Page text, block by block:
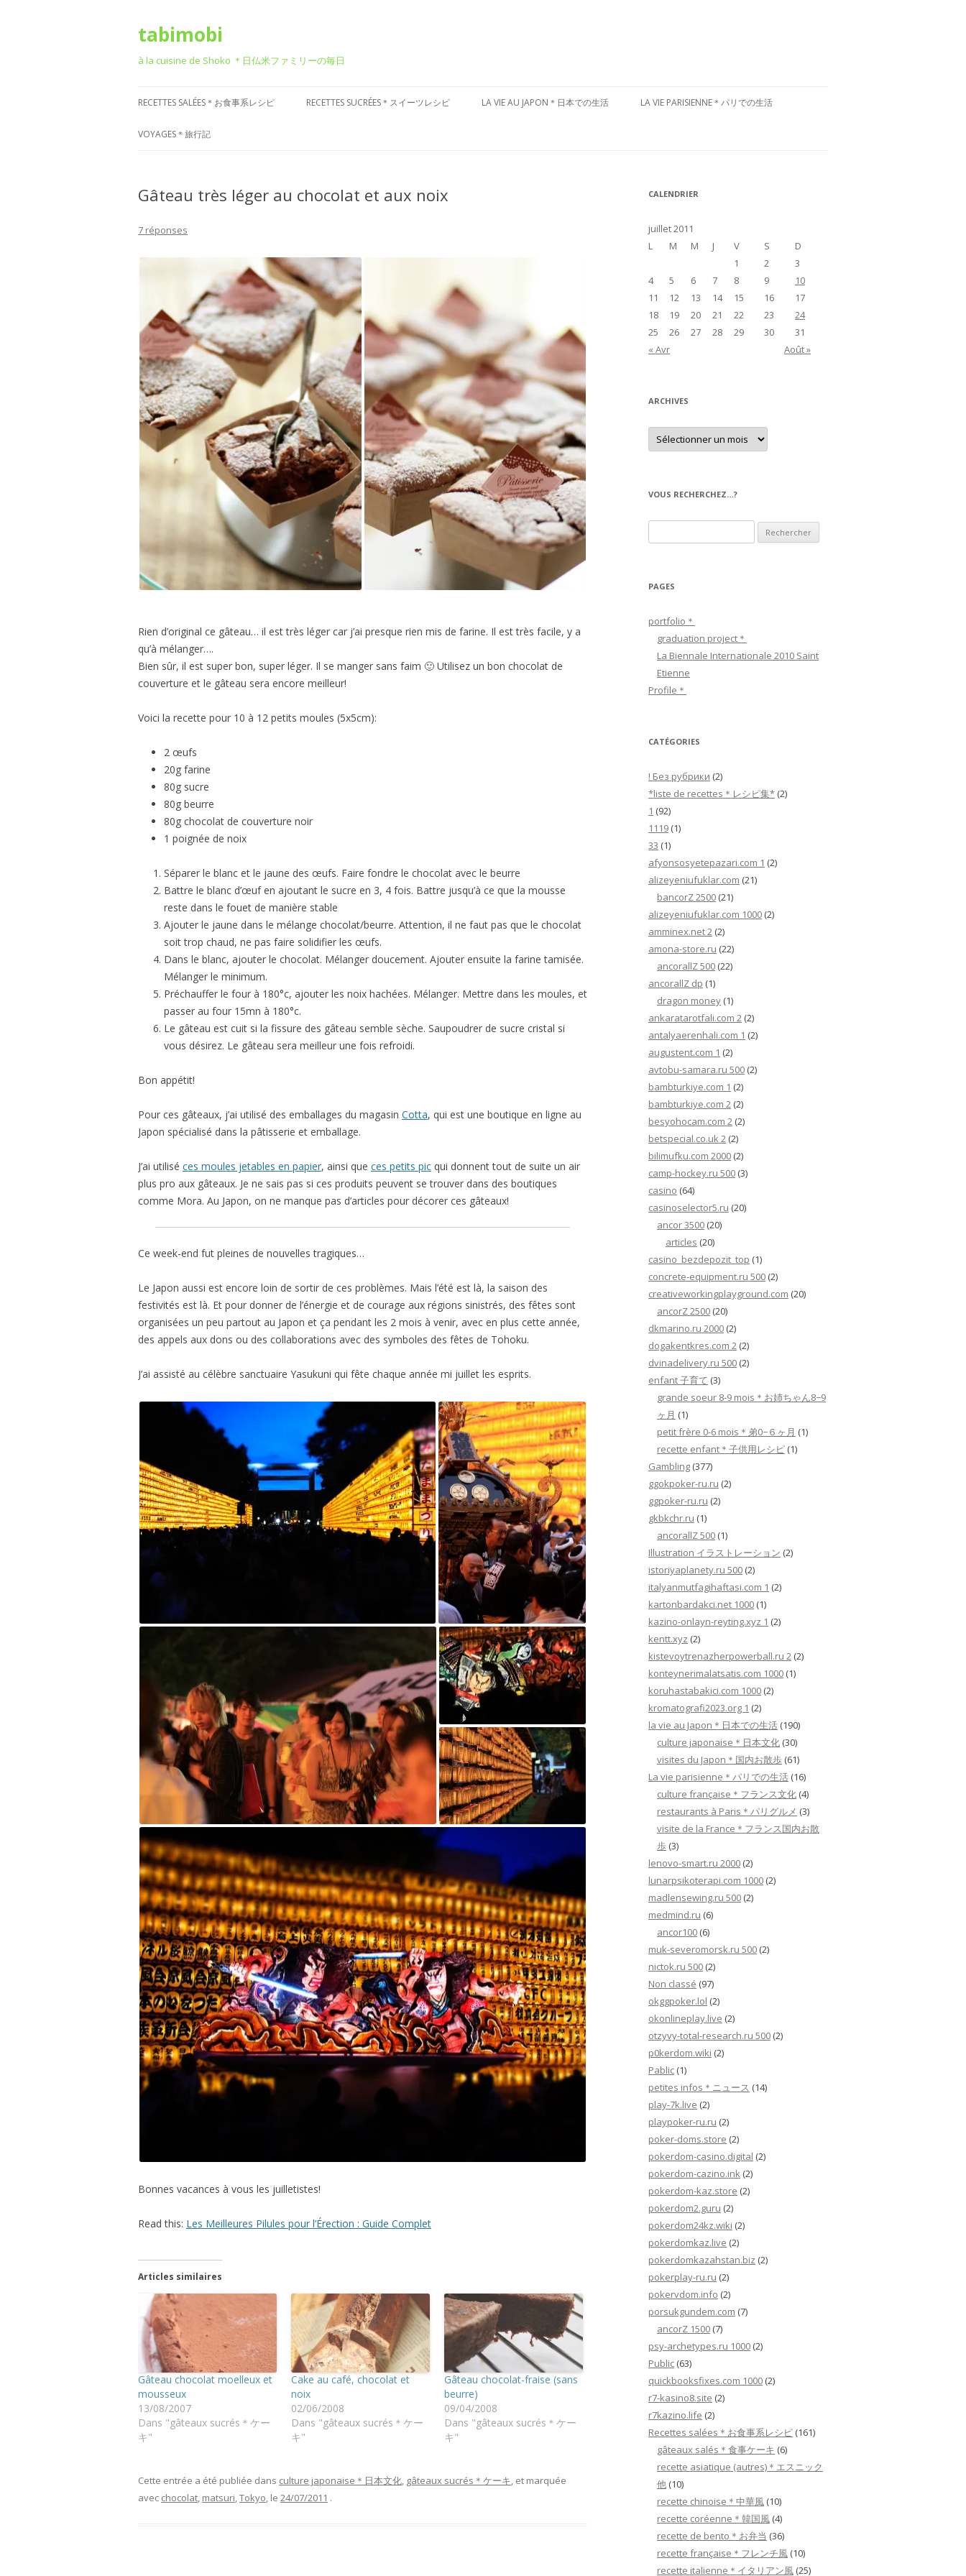
tabimobi
à la cuisine de Shoko ＊日仏米ファミリーの毎日
au
RECETTES SALÉES＊お食事系レシピ
RECETTE DE BENTO＊お弁当
RECETTE FRANÇAISE＊フレンチ風
RECETTE CORÉENNE＊韓国風
RECETTE OCCIDENTALE (AUTRES)
＊欧米風レシピほか
GÂTEAUX SALÉS＊食事ケーキ
ASTUCES CUISINE＊料理のコツ
RECETTES SUCRÉES＊スイーツレシピ
TARTES AUX FRUITS＊タルト
LA VIE AU JAPON＊日本での生活 LA VIE PARISIENNE＊パリでの生活
メ
VISITE DE LA FRANCE＊フランス国
内お散歩
VOYAGES＊旅行記
旅行
VOYAGE DANS D’AUTRES PAYS
Gâteau très léger au chocolat et aux noix
7 réponses
Rien d’original ce gâteau… il est très léger car j’ai presque rien mis de farine. Il est très facile, y a
qu’à mélanger….
Bien sûr, il est super bon, super léger. Il se manger sans faim 🙂 Utilisez un bon chocolat de
couverture et le gâteau sera encore meilleur!
Voici la recette pour 10 à 12 petits moules (5x5cm):
2 œufs
20g farine
80g sucre
80g beurre
80g chocolat de couverture noir
1 poignée de noix
Séparer le blanc et le jaune des œufs. Faire fondre le chocolat avec le beurre
Battre le blanc d’œuf en ajoutant le sucre en 3, 4 fois. Battre jusqu’à ce que la mousse
reste dans le fouet de manière stable
Ajouter le jaune dans le mélange chocolat/beurre. Attention, il ne faut pas que le chocolat
soit trop chaud, ne pas faire solidifier les œufs.
Dans le blanc, ajouter le chocolat. Mélanger doucement. Ajouter ensuite la farine tamisée.
Mélanger le minimum.
Préchauffer le four à 180°c, ajouter les noix hachées. Mélanger. Mettre dans les moules, et
passer au four 15mn à 180°c.
Le gâteau est cuit si la fissure des gâteau semble sèche. Saupoudrer de sucre cristal si
vous désirez. Le gâteau sera meilleur une fois refroidi.
Bon appétit!
Pour ces gâteaux, j’ai utilisé des emballages du magasin Cotta, qui est une boutique en ligne au
Japon spécialisé dans la pâtisserie et emballage.
J’ai utilisé ces moules jetables en papier, ainsi que ces petits pic qui donnent tout de suite un air
plus pro aux gâteaux. Je ne sais pas si ces produits peuvent se trouver dans des boutiques
comme Mora. Au Japon, on ne manque pas d’articles pour décorer ces gâteaux!
Ce week-end fut pleines de nouvelles tragiques…
Le Japon aussi est encore loin de sortir de ces problèmes. Mais l’été est là, la saison des
festivités est là. Et pour donner de l’énergie et de courage aux régions sinistrés, des fêtes sont
organisées un peu partout au Japon et ça pendant les 2 mois à venir, avec en plus cette année,
des appels aux dons ou des collaborations avec des symboles des fêtes de Tohoku.
J’ai assisté au célèbre sanctuaire Yasukuni qui fête chaque année mi juillet les esprits.
Bonnes vacances à vous les juilletistes!
Read this: Les Meilleures Pilules pour l’Érection : Guide Complet
Articles similaires
Gâteau chocolat moelleux et
mousseux
13/08/2007
Dans "gâteaux sucrés＊ケー
キ"
Cake au café, chocolat et
noix
02/06/2008
Dans "gâteaux sucrés＊ケー
キ"
Gâteau chocolat-fraise (sans
beurre)
09/04/2008
Dans "gâteaux sucrés＊ケー
キ"
Cette entrée a été publiée dans culture japonaise＊日本文化, gâteaux sucrés＊ケーキ, et marquée
avec chocolat, matsuri,Tokyo, le 24/07/2011 .
CALENDRIER
juillet 2011
L
M M J V S D
« Avr Août »
1 2
3
4
5 6 7 8 9
10
11
12 13 14 15 16
17
18
19 20 21 22 23
24
25
26 27 28 29 30 31
ARCHIVES
A
c
e
s
VOUS RECHERCHEZ…?
e
h
r
PAGES
portfolio＊
graduation project＊
La Biennale Internationale 2010 Saint
Etienne
Profile＊
CATÉGORIES
! Без рубрики (2)
*liste de recettes＊レシピ集* (2)
1 (92)
1119 (1)
33 (1)
afyonsosyetepazari.com 1 (2)
alizeyeniufuklar.com (21)
bancorZ 2500 (21)
alizeyeniufuklar.com 1000 (2)
amminex.net 2 (2)
amona-store.ru (22)
ancorallZ 500 (22)
ancorallZ dp (1)
dragon money (1)
ankaratarotfali.com 2 (2)
antalyaerenhali.com 1 (2)
augustent.com 1 (2)
avtobu-samara.ru 500 (2)
bambturkiye.com 1 (2)
bambturkiye.com 2 (2)
besyohocam.com 2 (2)
betspecial.co.uk 2 (2)
bilimufku.com 2000 (2)
camp-hockey.ru 500 (3)
casino (64)
casinoselector5.ru (20)
ancor 3500 (20)
articles (20)
casino_bezdepozit_top (1)
concrete-equipment.ru 500 (2)
creativeworkingplayground.com (20)
ancorZ 2500 (20)
dkmarino.ru 2000 (2)
dogakentkres.com 2 (2)
dvinadelivery.ru 500 (2)
enfant 子育て (3)
grande soeur 8-9 mois＊お姉ちゃん8−9
ヶ月 (1)
petit frère 0-6 mois＊弟0−６ヶ月 (1)
recette enfant＊子供用レシピ (1)
Gambling (377)
ggokpoker-ru.ru (2)
ggpoker-ru.ru (2)
gkbkchr.ru (1)
ancorallZ 500 (1)
Illustration イラストレーション (2)
istoriyaplanety.ru 500 (2)
italyanmutfagihaftasi.com 1 (2)
kartonbardakci.net 1000 (1)
kazino-onlayn-reyting.xyz 1 (2)
kentt.xyz (2)
kistevoytrenazherpowerball.ru 2 (2)
konteynerimalatsatis.com 1000 (1)
koruhastabakici.com 1000 (2)
kromatografi2023.org 1 (2)
la vie au Japon＊日本での生活 (190)
culture japonaise＊日本文化 (30)
visites du Japon＊国内お散歩 (61)
La vie parisienne＊パリでの生活 (16)
culture française＊フランス文化 (4)
restaurants à Paris＊パリグルメ (3)
visite de la France＊フランス国内お散
歩 (3)
lenovo-smart.ru 2000 (2)
lunarpsikoterapi.com 1000 (2)
madlensewing.ru 500 (2)
medmind.ru (6)
ancor100 (6)
muk-severomorsk.ru 500 (2)
nictok.ru 500 (2)
Non classé (97)
okggpoker.lol (2)
okonlineplay.live (2)
otzyvy-total-research.ru 500 (2)
p0kerdom.wiki (2)
Pablic (1)
petites infos＊ニュース (14)
play-7k.live (2)
playpoker-ru.ru (2)
poker-doms.store (2)
pokerdom-casino.digital (2)
pokerdom-cazino.ink (2)
pokerdom-kaz.store (2)
pokerdom2.guru (2)
pokerdom24kz.wiki (2)
pokerdomkaz.live (2)
pokerdomkazahstan.biz (2)
pokerplay-ru.ru (2)
pokervdom.info (2)
porsukgundem.com (7)
ancorZ 1500 (7)
psy-archetypes.ru 1000 (2)
Public (63)
quickbooksfixes.com 1000 (2)
r7-kasino8.site (2)
r7kazino.life (2)
Recettes salées＊お食事系レシピ (161)
gâteaux salés＊食事ケーキ (6)
recette asiatique (autres)＊エスニック
他 (10)
recette chinoise＊中華風 (10)
recette coréenne＊韓国風 (4)
recette de bento＊お弁当 (36)
recette française＊フレンチ風 (10)
recette italienne＊イタリアン風 (25)